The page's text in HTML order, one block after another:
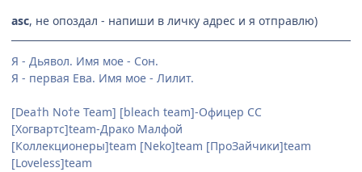
asc, не опоздал - напиши в личку адрес и я отправлю)
Я - Дьявол. Имя мое - Сон.
Я - первая Ева. Имя мое - Лилит.
[Dea†h No†e Team] [bleach team]-Офицер СС
[Хогвартс]team-Драко Малфой
[Коллекционеры]team [Neko]team [ПроЗайчики]team
[Loveless]team